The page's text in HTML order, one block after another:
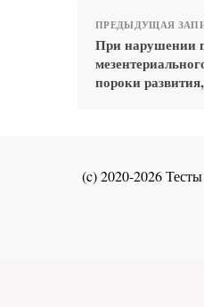
ПРЕДЫДУЩАЯ
При нарушении
пороки
(c) 2020-2026